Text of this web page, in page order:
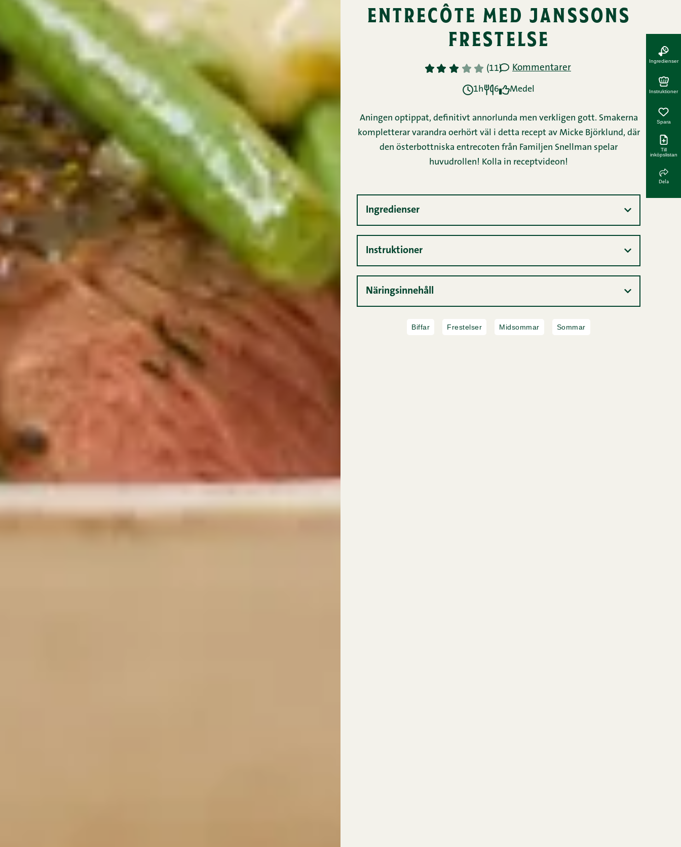
entrecôte med janssons
frestelse
1 2 3 4 5 (11) Kommentarer
1h 6 Medel
Aningen optippat, definitivt annorlunda men verkligen gott. Smakerna
kompletterar varandra oerhört väl i detta recept av Micke Björklund, där
den österbottniska entrecoten från Familjen Snellman spelar
huvudrollen! Kolla in receptvideon!
Ingredienser
Instruktioner
Näringsinnehåll
Biffar Frestelser Midsommar Sommar
Ingredienser
Instruktioner
Spara
Till
inköpslistan
Dela